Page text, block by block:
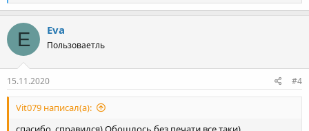
Р
а
к
ц
и
:
dating.ksu
E Eva
15.11.2020
Vit079 написал(а):